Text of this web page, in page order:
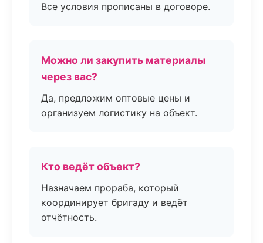
Все условия прописаны в договоре.
Можно ли закупить материалы
через вас?
Да, предложим оптовые цены и
организуем логистику на объект.
Кто ведёт объект?
Назначаем прораба, который
координирует бригаду и ведёт
отчётность.